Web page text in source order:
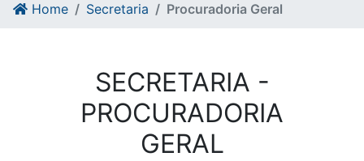
Home Secretaria Procuradoria Geral
SECRETARIA -
PROCURADORIA
GERAL